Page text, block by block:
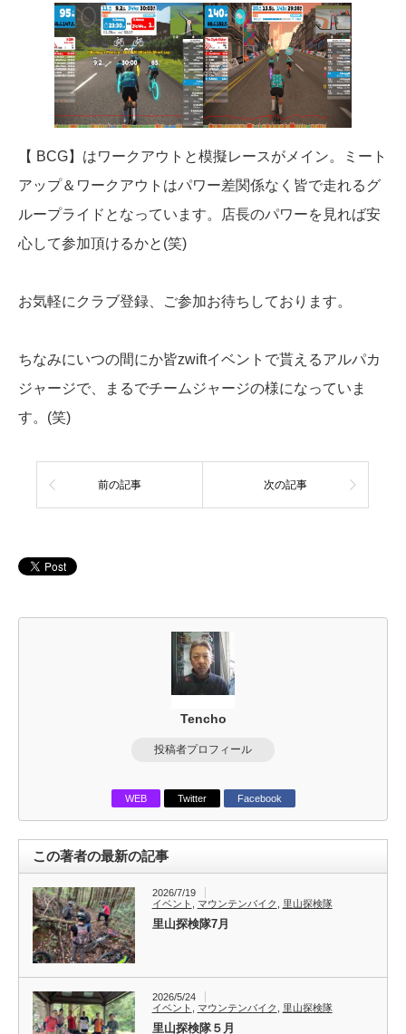
【 BCG】はワークアウトと模擬レースがメイン。ミート
アップ＆ワークアウトはパワー差関係なく皆で走れるグ
ループライドとなっています。店長のパワーを見れば安
心して参加頂けるかと(笑)
お気軽にクラブ登録、ご参加お待ちしております。
ちなみにいつの間にか皆zwiftイベントで貰えるアルパカ
ジャージで、まるでチームジャージの様になっていま
す。(笑)
前の記事 次の記事
Tencho
投稿者プロフィール
WEB Twitter Facebook
この著者の最新の記事
2026/7/19
イベント
マウンテンバイク 里山探検隊
里山探検隊7月
2026/5/24
イベント
マウンテンバイク 里山探検隊
里山探検隊５月